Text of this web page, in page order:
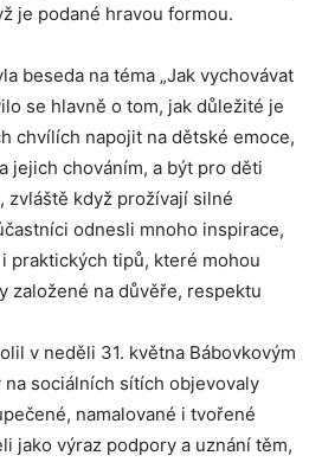
je podané hravou formou.
beseda na téma „Jak vychovávat
se hlavně o tom, jak důležité je
chvílích napojit na dětské emoce,
jejich chováním, a být pro děti
zvláště když prožívají silné
odnesli mnoho inspirace,
praktických tipů, které mohou
založené na důvěře, respektu
v neděli 31. května Bábovkovým
sociálních sítích objevovaly
namalované i tvořené
jako výraz podpory a uznání těm,